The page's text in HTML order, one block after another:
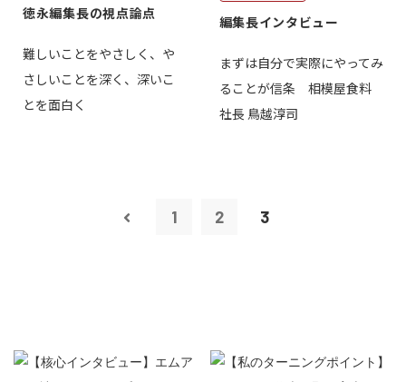
徳永編集長の視点論点
難しいことをやさしく、や
さしいことを深く、深いこ
とを面白く
編集長インタビュー
まずは自分で実際にやってみ
ることが信条 相模屋食料
社長 鳥越淳司
1 2 3